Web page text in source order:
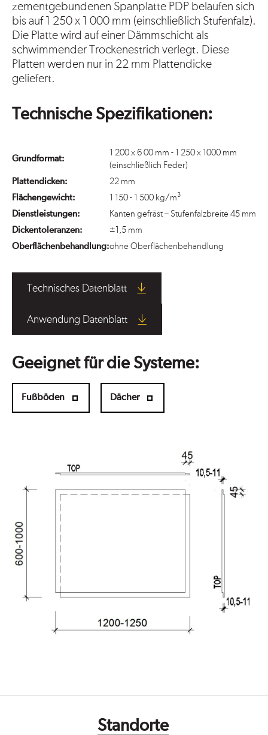
zementgebundenen Spanplatte PDP belaufen sich
bis auf 1 250 x 1 000 mm (einschließlich Stufenfalz).
Die Platte wird auf einer Dämmschicht als
schwimmender Trockenestrich verlegt. Diese
Platten werden nur in 22 mm Plattendicke
geliefert.
Technische Spezifikationen:
Grundformat:
1 200 x 6 00 mm - 1 250 x 1000 mm
(einschließlich Feder)
Plattendicken:
22 mm
Flächengewicht:
1 150 - 1 500 kg/m3
Dienstleistungen:
Kanten gefräst – Stufenfalzbreite 45 mm
Dickentoleranzen:
±1,5 mm
Oberflächenbehandlung:ohne Oberflächenbehandlung
Technisches Datenblatt
Anwendung Datenblatt
Geeignet für die Systeme:
Fußböden Dächer
Standorte